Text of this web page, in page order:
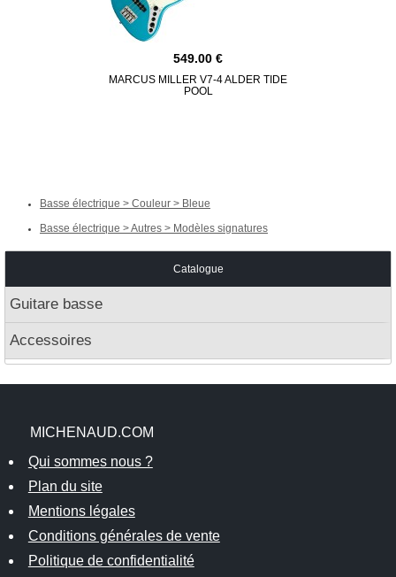
549.00
MARCUS MILLER V7-4 ALDER TIDE
POOL
Basse électrique > Couleur > Bleue
Basse électrique > Autres > Modèles signatures
Catalogue
Guitare basse
Accessoires
MICHENAUD.COM
Qui sommes nous ?
Plan du site
Mentions légales
Conditions générales de vente
Politique de confidentialité